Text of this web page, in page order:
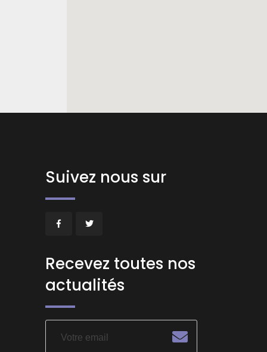
Suivez nous sur
Recevez toutes nos
actualités